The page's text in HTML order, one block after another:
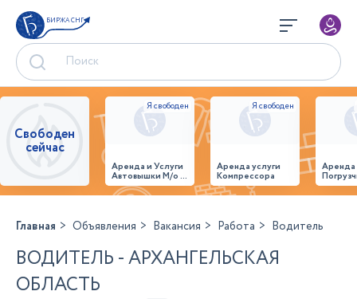
БИРЖА СНГ
Свободен
сейчас
Аренда и Услуги
Автовышки М/о г.
Домодедово
26,28,32 место
Аренда услуги
Компрессора
Главная Объявления Вакансия Работа Водитель
ВОДИТЕЛЬ - АРХАНГЕЛЬСКАЯ
ОБЛАСТЬ